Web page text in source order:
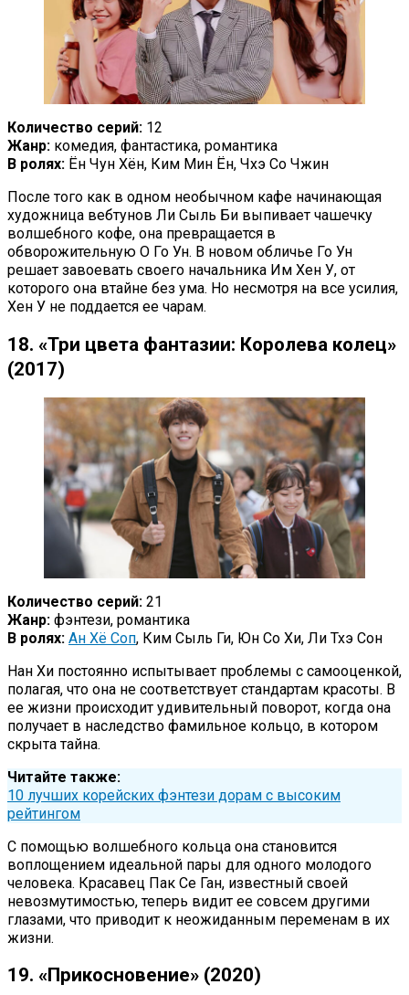
Количество серий: 12
Жанр: комедия, фантастика, романтика
В ролях: Ён Чун Хён, Ким Мин Ён, Чхэ Со Чжин
После того как в одном необычном кафе начинающая
художница вебтунов Ли Сыль Би выпивает чашечку
волшебного кофе, она превращается в
обворожительную О Го Ун. В новом обличье Го Ун
решает завоевать своего начальника Им Хен У, от
которого она втайне без ума. Но несмотря на все усилия,
Хен У не поддается ее чарам.
18. «Три цвета фантазии: Королева колец»
(2017)
Количество серий: 21
Жанр: фэнтези, романтика
В ролях: Ан Хё Соп, Ким Сыль Ги, Юн Со Хи, Ли Тхэ Сон
Нан Хи постоянно испытывает проблемы с самооценкой,
полагая, что она не соответствует стандартам красоты. В
ее жизни происходит удивительный поворот, когда она
получает в наследство фамильное кольцо, в котором
скрыта тайна.
Читайте также:
10 лучших корейских фэнтези дорам с высоким
рейтингом
С помощью волшебного кольца она становится
воплощением идеальной пары для одного молодого
человека. Красавец Пак Се Ган, известный своей
невозмутимостью, теперь видит ее совсем другими
глазами, что приводит к неожиданным переменам в их
жизни.
19. «Прикосновение» (2020)